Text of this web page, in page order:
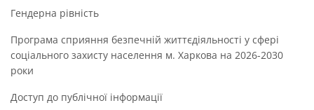
Гендерна рівність
Програма сприяння безпечній життєдіяльності у сфері
соціального захисту населення м. Харкова на 2026-2030
роки
Доступ до публічної інформації